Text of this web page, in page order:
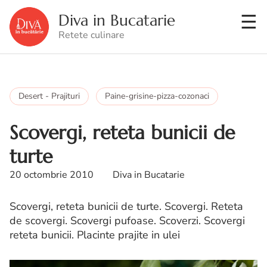
Diva in Bucatarie
Retete culinare
Desert - Prajituri Paine-grisine-pizza-cozonaci
Scovergi, reteta bunicii de
turte
20 octombrie 2010 Diva in Bucatarie
Scovergi, reteta bunicii de turte. Scovergi. Reteta
de scovergi. Scovergi pufoase. Scoverzi. Scovergi
reteta bunicii. Placinte prajite in ulei